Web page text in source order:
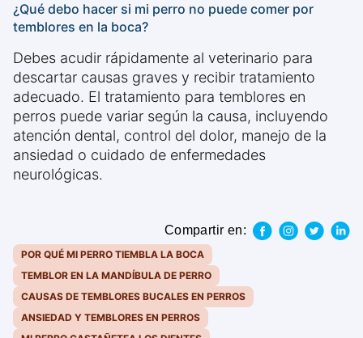
¿Qué debo hacer si mi perro no puede comer por
temblores en la boca?
Debes acudir rápidamente al veterinario para
descartar causas graves y recibir tratamiento
adecuado. El tratamiento para temblores en
perros puede variar según la causa, incluyendo
atención dental, control del dolor, manejo de la
ansiedad o cuidado de enfermedades
neurológicas.
Compartir en:
POR QUÉ MI PERRO TIEMBLA LA BOCA
TEMBLOR EN LA MANDÍBULA DE PERRO
CAUSAS DE TEMBLORES BUCALES EN PERROS
ANSIEDAD Y TEMBLORES EN PERROS